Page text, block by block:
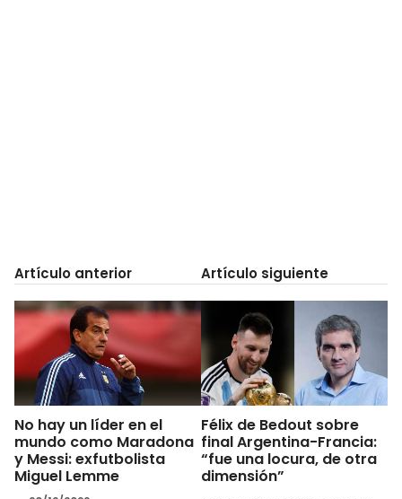
Artículo anterior
No hay un líder en el
mundo como Maradona
y Messi: exfutbolista
Miguel Lemme
Artículo siguiente
Félix de Bedout sobre
final Argentina-Francia:
“fue una locura, de otra
dimensión”